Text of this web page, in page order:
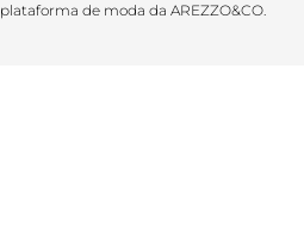
plataforma de moda da AREZZO&CO.